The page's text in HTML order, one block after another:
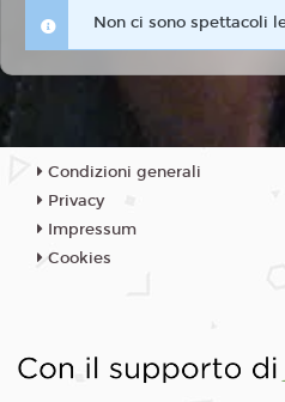
Non ci sono spettacoli
Condizioni generali
Privacy
Impressum
Cookies